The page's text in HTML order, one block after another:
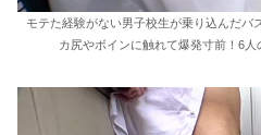
モテた経験がない男子校生が乗り込んだバ
カ尻やボインに触れて爆発寸前！6